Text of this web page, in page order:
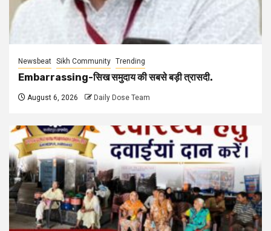
Newsbeat Sikh Community Trending
Embarrassing-सिख समुदाय की सबसे बड़ी त्रासदी.
August 6, 2026 Daily Dose Team